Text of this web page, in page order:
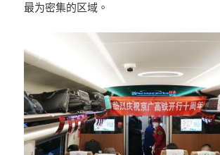
最为密集的区域。